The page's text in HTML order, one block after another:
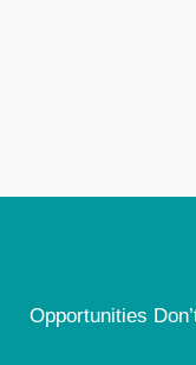
Opportunities